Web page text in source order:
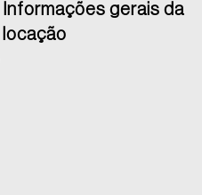
Informações gerais da
locação